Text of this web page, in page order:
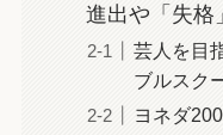
進出や「失格
芸人を目
ブルスク
ヨネダ